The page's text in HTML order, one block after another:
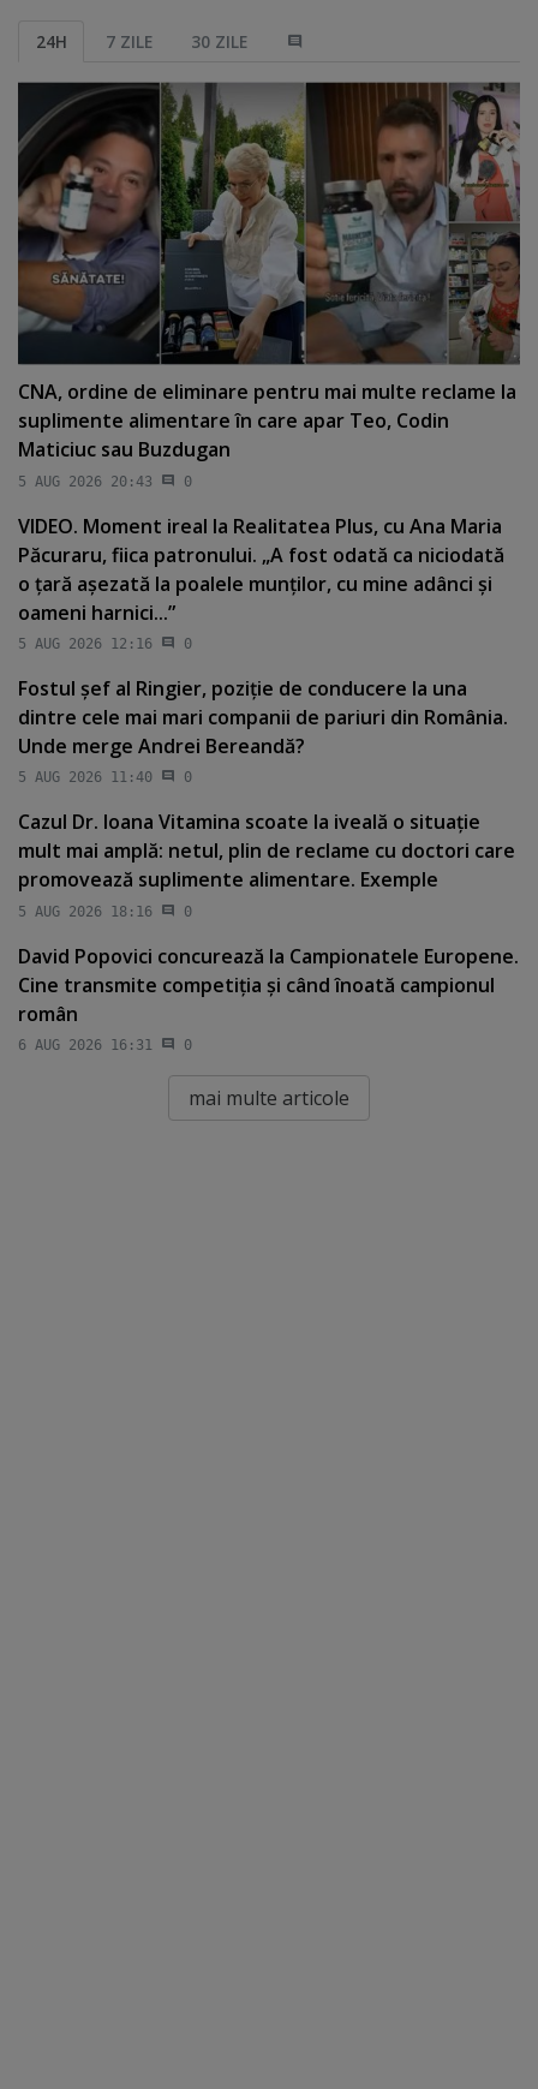
24H 7 ZILE 30 ZILE
CNA, ordine de eliminare pentru mai multe reclame la
suplimente alimentare în care apar Teo, Codin
Maticiuc sau Buzdugan
5 AUG 2026 20:43 0
VIDEO. Moment ireal la Realitatea Plus, cu Ana Maria
Păcuraru, fiica patronului. „A fost odată ca niciodată
o ţară aşezată la poalele munţilor, cu mine adânci şi
oameni harnici...”
5 AUG 2026 12:16 0
Fostul şef al Ringier, poziţie de conducere la una
dintre cele mai mari companii de pariuri din România.
Unde merge Andrei Bereandă?
5 AUG 2026 11:40 0
Cazul Dr. Ioana Vitamina scoate la iveală o situaţie
mult mai amplă: netul, plin de reclame cu doctori care
promovează suplimente alimentare. Exemple
5 AUG 2026 18:16 0
David Popovici concurează la Campionatele Europene.
Cine transmite competiţia şi când înoată campionul
român
6 AUG 2026 16:31 0
mai multe articole